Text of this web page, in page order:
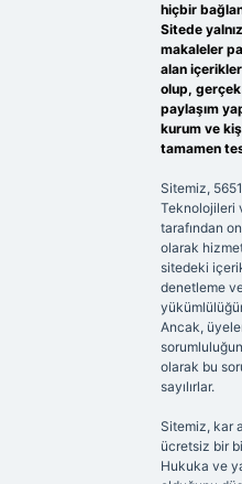
hiçbir
Sitede
makaleler
alan
olup,
paylaşım
kurum ve
tamamen
Sitemiz,
Teknolojileri
tarafından
olarak
sitedeki
denetleme
Ancak,
olarak bu
sayılırlar.
Sitemiz, kar
ücretsiz bir
Hukuka ve